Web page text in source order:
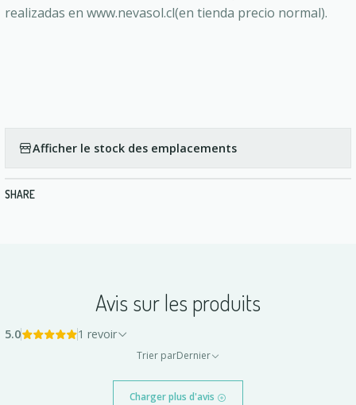
realizadas en www.nevasol.cl(en tienda precio normal).
Afficher le stock des emplacements
SHARE
Avis sur les produits
5.0 1 revoir
Trier parDernier
Charger plus d'avis